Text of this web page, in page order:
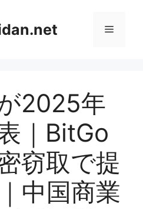
Menu
2025年
｜BitGo
窃取で提
中国商業